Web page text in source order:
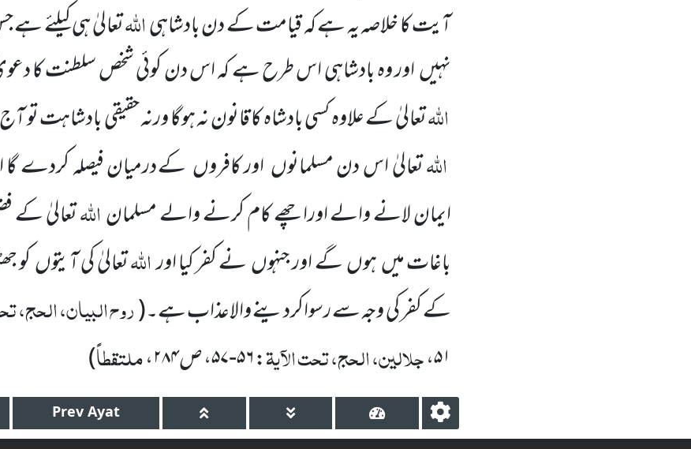
آیت کا خلاصہ یہ ہےکہ قیامت کے دن بادشاہیاللہتعالیٰ ہی کیلئے
نہیںاور وہ بادشاہی اس طرح ہے کہ اس دن کوئی شخص سلطنت کا
اللہتعالیٰ کے علاوہ کسی بادشاہ کا قانون نہ ہوگا ورنہ حقیقی بادشاہت تو
اللہتعالیٰ اس دن مسلمانوںاور کافروں کے درمیان فیصلہ کردے گا
ایمان لانےوالے اوراچھے کام کرنے والے مسلماناللہتعالیٰ کے
باغات میںہوںگے اور جنہوںنے کفر کیا اوراللہتعالیٰ کی آیتوںکو
کے کفر کی وجہ سے رسواکردینے والاعذاب ہے۔(روح البیان، الحج،
۵۱، جلالین، الحج، تحت الآیۃ: ۵۶-۵۷، ص۲۸۴، ملتقطاً)
Prev Ayat